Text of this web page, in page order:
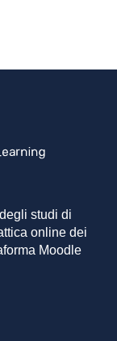
studi di
online dei
Moodle